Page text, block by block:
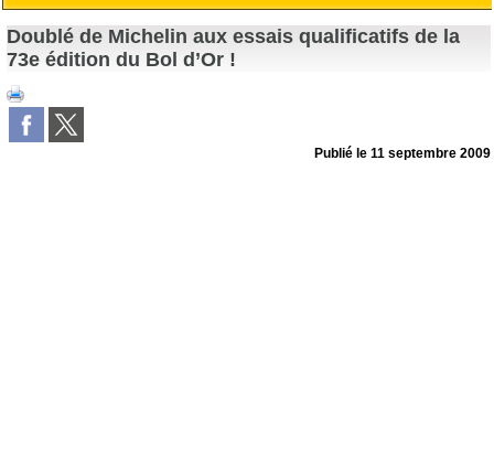
Doublé de Michelin aux essais qualificatifs de la
73e édition du Bol d’Or !
Publié le11 septembre 2009